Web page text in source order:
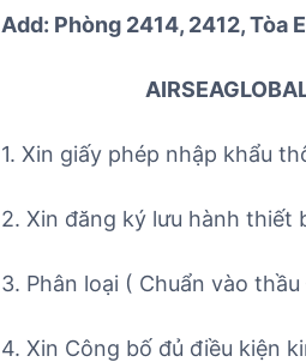
Add: Phòng 2414, 2412, Tòa
1. Xin giấy phép nhập khẩu
2. Xin đăng ký lưu hành thiết
3. Phân loại ( Chuẩn vào
4. Xin Công bố đủ điều kiện